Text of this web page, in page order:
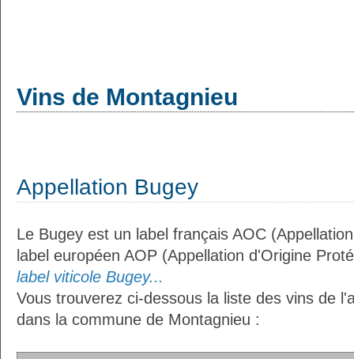
Vins de Montagnieu
Appellation Bugey
Le Bugey est un label français AOC
label européen AOP (Appellation d'Origine
label viticole Bugey...
Vous trouverez ci-dessous la liste des vins de
dans la commune de Montagnieu :